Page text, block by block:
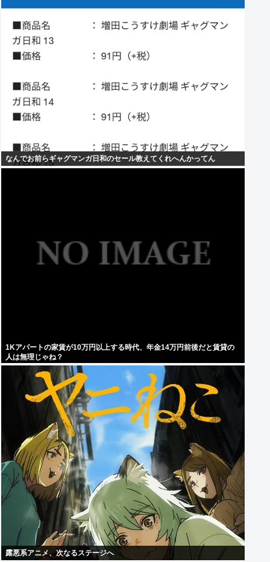
なんでお前らギャグマンガ日和のセール教えてくれへんかってん
1Kアパートの家賃が10万円以上する時代、年金14万円前後だと賃貸の
人は無理じゃね？
露悪系アニメ、次なるステージへ